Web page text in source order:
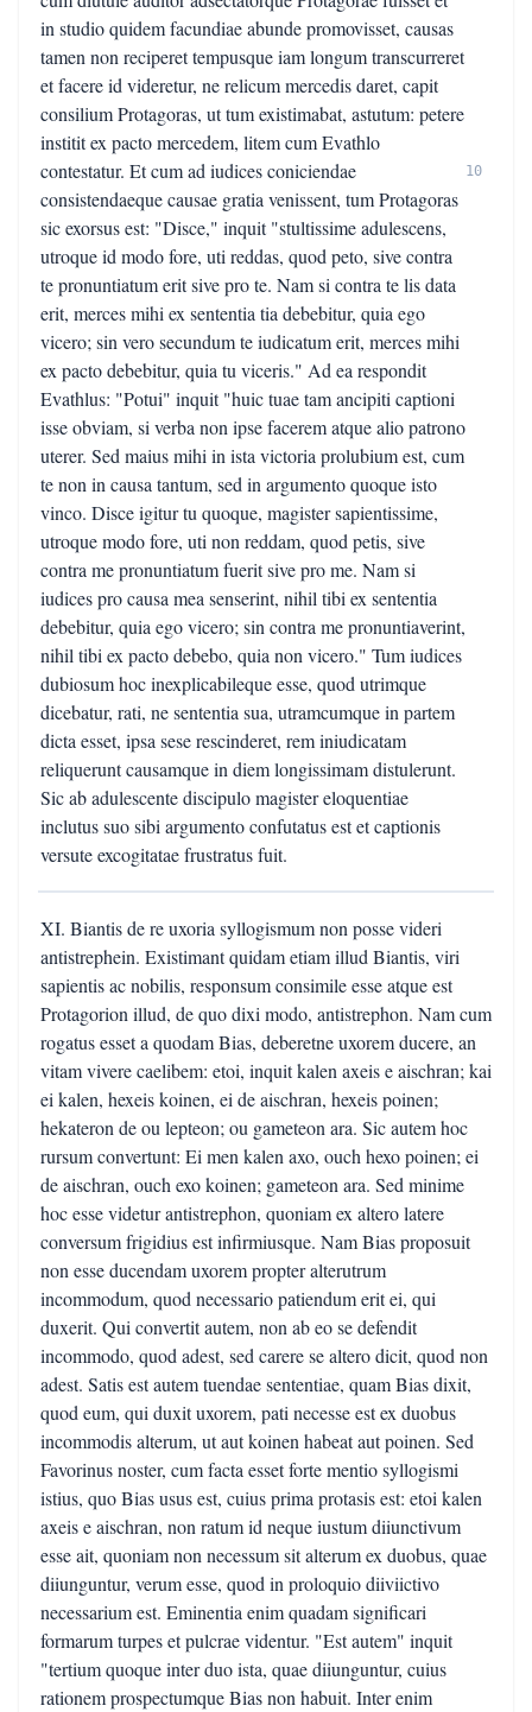
in studio quidem facundiae abunde promovisset, causas
tamen non reciperet tempusque iam longum transcurreret
et facere id videretur, ne relicum mercedis daret, capit
consilium Protagoras, ut tum existimabat, astutum: petere
institit ex pacto mercedem, litem cum Evathlo
contestatur. Et cum ad iudices coniciendae
consistendaeque causae gratia venissent, tum Protagoras
sic exorsus est: "Disce," inquit "stultissime adulescens,
utroque id modo fore, uti reddas, quod peto, sive contra
te pronuntiatum erit sive pro te. Nam si contra te lis data
erit, merces mihi ex sententia tia debebitur, quia ego
vicero; sin vero secundum te iudicatum erit, merces mihi
ex pacto debebitur, quia tu viceris." Ad ea respondit
Evathlus: "Potui" inquit "huic tuae tam ancipiti captioni
isse obviam, si verba non ipse facerem atque alio patrono
uterer. Sed maius mihi in ista victoria prolubium est, cum
te non in causa tantum, sed in argumento quoque isto
vinco. Disce igitur tu quoque, magister sapientissime,
utroque modo fore, uti non reddam, quod petis, sive
contra me pronuntiatum fuerit sive pro me. Nam si
iudices pro causa mea senserint, nihil tibi ex sententia
debebitur, quia ego vicero; sin contra me pronuntiaverint,
nihil tibi ex pacto debebo, quia non vicero." Tum iudices
dubiosum hoc inexplicabileque esse, quod utrimque
dicebatur, rati, ne sententia sua, utramcumque in partem
dicta esset, ipsa sese rescinderet, rem iniudicatam
reliquerunt causamque in diem longissimam distulerunt.
Sic ab adulescente discipulo magister eloquentiae
inclutus suo sibi argumento confutatus est et captionis
versute excogitatae frustratus fuit.
10
XI. Biantis de re uxoria syllogismum non posse videri
antistrephein. Existimant quidam etiam illud Biantis, viri
sapientis ac nobilis, responsum consimile esse atque est
Protagorion illud, de quo dixi modo, antistrephon. Nam cum
rogatus esset a quodam Bias, deberetne uxorem ducere, an
vitam vivere caelibem: etoi, inquit kalen axeis e aischran; kai
ei kalen, hexeis koinen, ei de aischran, hexeis poinen;
hekateron de ou lepteon; ou gameteon ara. Sic autem hoc
rursum convertunt: Ei men kalen axo, ouch hexo poinen; ei
de aischran, ouch exo koinen; gameteon ara. Sed minime
hoc esse videtur antistrephon, quoniam ex altero latere
conversum frigidius est infirmiusque. Nam Bias proposuit
non esse ducendam uxorem propter alterutrum
incommodum, quod necessario patiendum erit ei, qui
duxerit. Qui convertit autem, non ab eo se defendit
incommodo, quod adest, sed carere se altero dicit, quod non
adest. Satis est autem tuendae sententiae, quam Bias dixit,
quod eum, qui duxit uxorem, pati necesse est ex duobus
incommodis alterum, ut aut koinen habeat aut poinen. Sed
Favorinus noster, cum facta esset forte mentio syllogismi
istius, quo Bias usus est, cuius prima protasis est: etoi kalen
axeis e aischran, non ratum id neque iustum diiunctivum
esse ait, quoniam non necessum sit alterum ex duobus, quae
diiunguntur, verum esse, quod in proloquio diiviictivo
necessarium est. Eminentia enim quadam significari
formarum turpes et pulcrae videntur. "Est autem" inquit
"tertium quoque inter duo ista, quae diiunguntur, cuius
rationem prospectumque Bias non habuit. Inter enim